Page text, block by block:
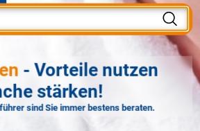
- Vorteile nutzen
stärken!
sind Sie immer bestens beraten.